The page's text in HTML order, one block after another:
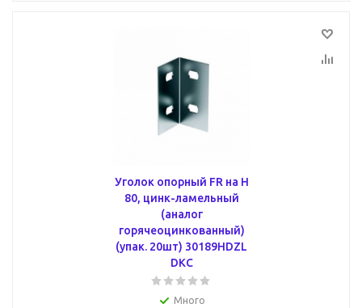
Уголок опорный FR на H
80, цинк-ламельный
(аналог
горячеоцинкованный)
(упак. 20шт) 30189HDZL
DKC
Много